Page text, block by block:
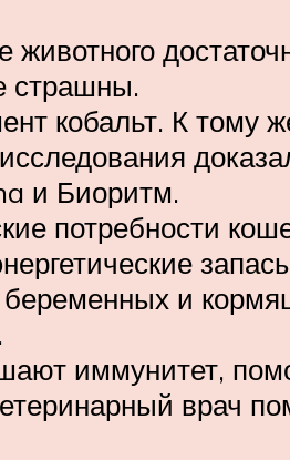
страшны.
кобальт. К тому
и Биоритм.
потребности
беременных и
иммунитет,
врач